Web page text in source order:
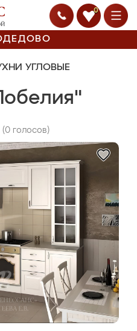
0
УГЛОВЫЕ
(0 голосов)